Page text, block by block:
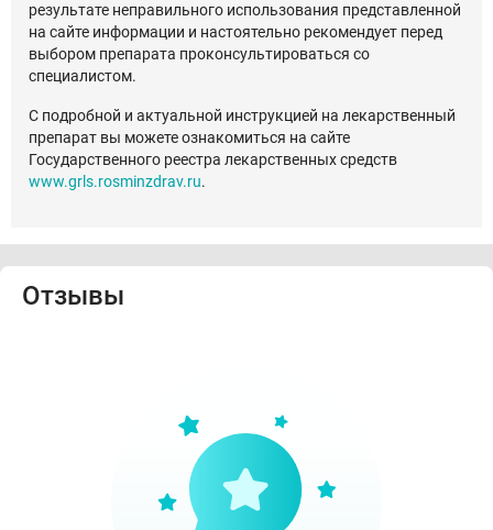
результате неправильного использования представленной
на сайте информации и настоятельно рекомендует перед
выбором препарата проконсультироваться со
специалистом.
С подробной и актуальной инструкцией на лекарственный
препарат вы можете ознакомиться на сайте
Государственного реестра лекарственных средств
www.grls.rosminzdrav.ru.
Отзывы